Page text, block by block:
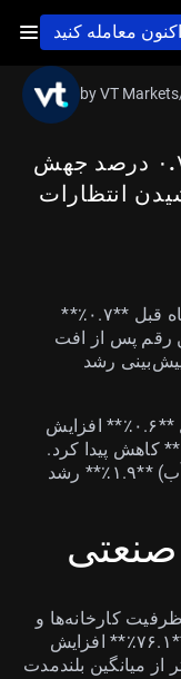
اکنون معامله کنید
تولید صنعتی آمریکا در آوریل ۰.۷ درصد جهش
انتظارات
by VT Markets
تولید صنعتی آمریکا در آوریل نسبت به ماه قبل **۰.۷٪**
رقم پس از افت
پیش‌بینی رشد
خروجی بخش تولید (کارخانه‌ها) در آوریل **۰.۶٪** افزایش
در حالی‌که فعالیت معدنی **۰.۱٪** کاهش پیدا کرد.
تولید بخش خدمات عمومی (برق، گاز و آب) **۱.۹٪** رشد
صنعتی
کارخانه‌ها و
تجهیزات که واقعاً در حال کار است) به **۷۶.۱٪** افزایش
پایین‌تر از میانگین بلندمدت